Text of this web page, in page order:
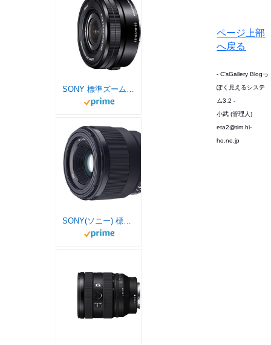
SONY(ソニー) 標準単焦点レンズ フルサイズ FE 50mm F1.8 デジタル一眼カメラα[Eマウント]用 純正レンズ SEL50F18F
ページ上部
へ戻る
- C'sGallery Blogっ
ぽく見えるシステ
ム3.2 -
小武 (管理人)
eta2@tim.hi-
ho.ne.jp